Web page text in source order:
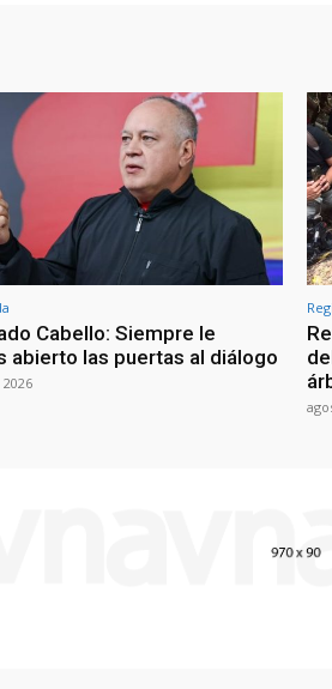
Cabello: Siempre le
abierto las puertas al diálogo